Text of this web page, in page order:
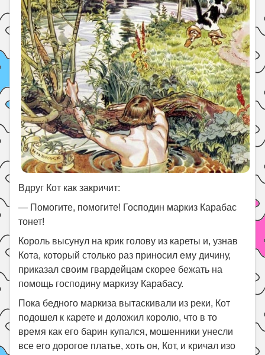
Вдруг Кот как закричит:
— Помогите, помогите! Господин маркиз Карабас
тонет!
Король высунул на крик голову из кареты и, узнав
Кота, который столько раз приносил ему дичину,
приказал своим гвардейцам скорее бежать на
помощь господину маркизу Карабасу.
Пока бедного маркиза вытаскивали из реки, Кот
подошел к карете и доложил королю, что в то
время как его барин купался, мошенники унесли
все его дорогое платье, хоть он, Кот, и кричал изо